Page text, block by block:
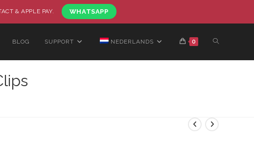
& APPLE PAY. WHATSAPP
BLOG SUPPORT NEDERLANDS 0